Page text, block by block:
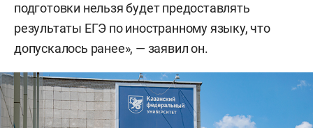
подготовки нельзя будет предоставлять
результаты ЕГЭ по иностранному языку, что
допускалось ранее», — заявил он.